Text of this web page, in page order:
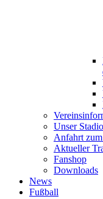
Unser
Anfahrt
Aktueller
Fanshop
Downloads
News
Fußball